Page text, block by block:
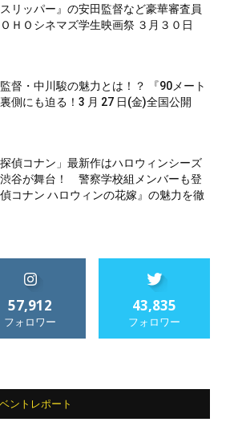
スリッパー』の安田監督など豪華審査員
ＨＯシネマズ学生映画祭 ３月３０日
督・中川駿の魅力とは！？ 『90メート
側にも迫る！3 月 27 日(金)全国公開
偵コナン」最新作はハロウィンシーズ
谷が舞台！ 警察学校組メンバーも登
コナン ハロウィンの花嫁』の魅力を徹
57,912
フォロワー
43,835
フォロワー
ントレポート